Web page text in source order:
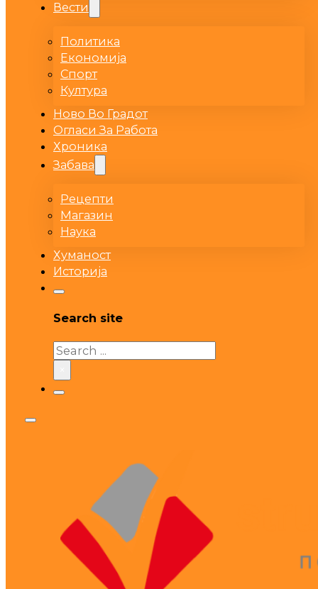
Вести
Политика
Економија
Спорт
Култура
Ново Во Градот
Огласи За Работа
Хроника
Забава
Рецепти
Магазин
Наука
Хуманост
Историја
Search site
Search